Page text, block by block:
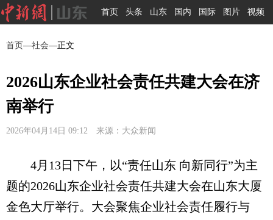
首页 头条 山东 国内 国际 图片 视频
首页—社会—正文
2026山东企业社会责任共建大会在济
南举行
2026年04月14日 09:12 来源：大众新闻
4月13日下午，以“责任山东 向新同行”为主
题的2026山东企业社会责任共建大会在山东大厦
金色大厅举行。大会聚焦企业社会责任履行与